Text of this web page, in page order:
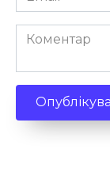
*
Коментар